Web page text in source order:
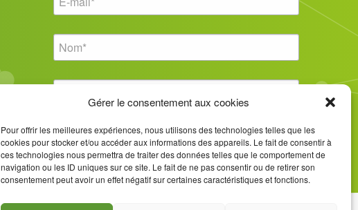
Gérer le consentement aux cookies
Pour offrir les meilleures expériences, nous utilisons des technologies telles que les
cookies pour stocker et/ou accéder aux informations des appareils. Le fait de consentir à
ces technologies nous permettra de traiter des données telles que le comportement de
navigation ou les ID uniques sur ce site. Le fait de ne pas consentir ou de retirer son
consentement peut avoir un effet négatif sur certaines caractéristiques et fonctions.